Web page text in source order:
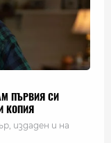
ПЪРВИЯ СИ
КОПИЯ
издаден и на